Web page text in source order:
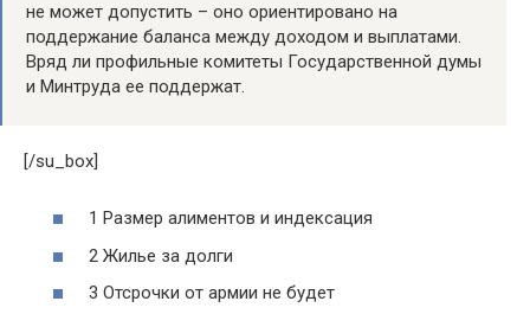
не может допустить – оно ориентировано на
поддержание баланса между доходом и выплатами.
Вряд ли профильные комитеты Государственной думы
и Минтруда ее поддержат.
[/su_box]
1 Размер алиментов и индексация
2 Жилье за долги
3 Отсрочки от армии не будет